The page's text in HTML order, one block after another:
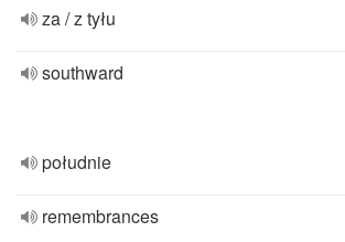
za / z tyłu
southward
południe
remembrances